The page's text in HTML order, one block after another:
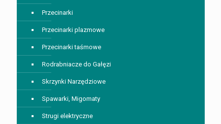
Przecinarki
Przecinarki plazmowe
Przecinarki taśmowe
Rodrabniacze do Gałęzi
Skrzynki Narzędziowe
Spawarki, Migomaty
Strugi elektryczne